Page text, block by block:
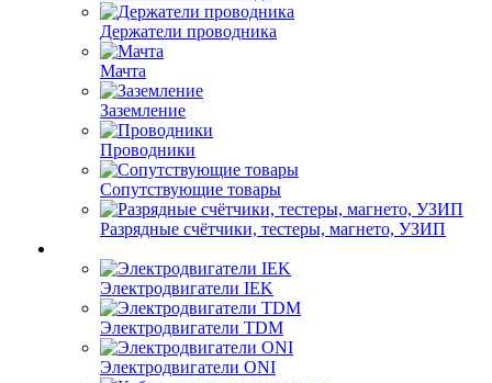
Держатели проводника
Мачта
Заземление
Проводники
Сопутствующие товары
Разрядные счётчики, тестеры, магнето, УЗИП
Электродвигатели IEK
Электродвигатели TDM
Электродвигатели ONI